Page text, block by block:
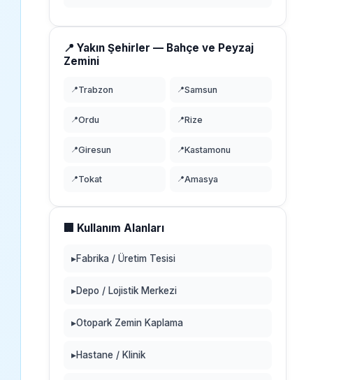
📍 Yakın Şehirler — Bahçe ve Peyzaj
Zemini
📍Trabzon 📍Samsun
📍Ordu 📍Rize
📍Giresun 📍Kastamonu
📍Tokat 📍Amasya
🏢 Kullanım Alanları
▸Fabrika / Üretim Tesisi
▸Depo / Lojistik Merkezi
▸Otopark Zemin Kaplama
▸Hastane / Klinik